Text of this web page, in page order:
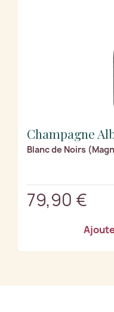
Champagne
Blanc de Noirs
79,90 €